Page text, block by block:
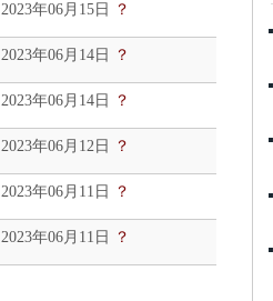
2023年06月15日 ？
2023年06月14日 ？
2023年06月14日 ？
2023年06月12日 ？
2023年06月11日 ？
2023年06月11日 ？